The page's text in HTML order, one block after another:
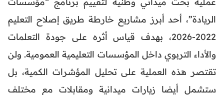
الريادة”، أحد أبرز مشاريع خارطة طريق إصلاح التعليم
2022-2026، بهدف قياس أثره على جودة التعلمات
والأداء التربوي داخل المؤسسات التعليمية العمومية. ولن
تقتصر هذه العملية على تحليل المؤشرات الكمية، بل
ستشمل أيضا زيارات ميدانية ومقابلات مع مختلف